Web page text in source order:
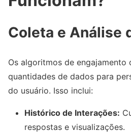
Coleta e Análise
Os algoritmos de engajamento
quantidades de dados para
do usuário. Isso inclui:
Histórico de Interações:
respostas e visualizações.